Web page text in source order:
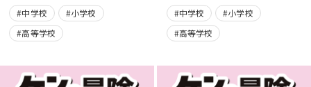
#中学校
#小学校
#高等学校
#中学校
#小学校
#高等学校